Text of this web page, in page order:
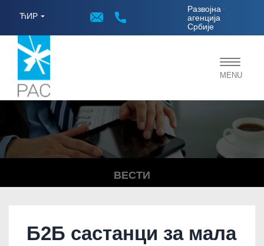
ЋИР
Развојна
агенција
Србије
;
Toggle
MENU
ВЕСТИ
Б2Б састанци за мала